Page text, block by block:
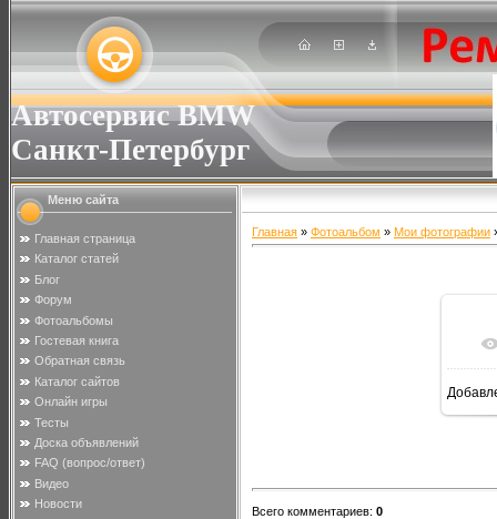
Автосервис BMW
Санкт-Петербург
Меню сайта
Главная страница
Каталог статей
Блог
Форум
Фотоальбомы
Гостевая книга
Обратная связь
Каталог сайтов
Онлайн игры
Тесты
Доска объявлений
FAQ (вопрос/ответ)
Видео
Новости
Главная » Фотоальбом » Мои фотографии
Всего комментариев: 0